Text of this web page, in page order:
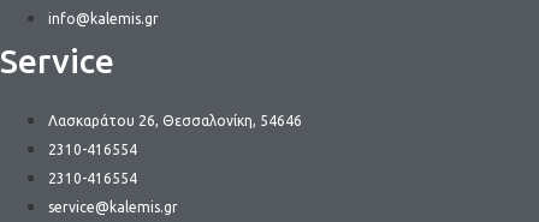
info@kalemis.gr
Service
Λασκαράτου 26, Θεσσαλονίκη, 54646
2310-416554
2310-416554
service@kalemis.gr